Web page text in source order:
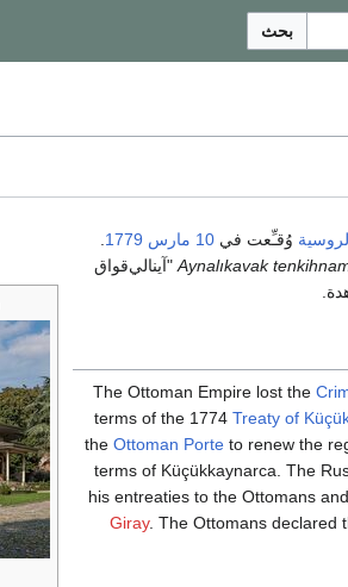
بحث
وُقـِّعت في 10 مارس 1779
Aynalıkavak "آينالي‌قواق
The Ottoman Empire lost the
terms of the 1774 Treaty of
the Ottoman Porte to renew the
terms of Küçükkaynarca. The
his entreaties to the Ottomans
Giray. The Ottomans declared